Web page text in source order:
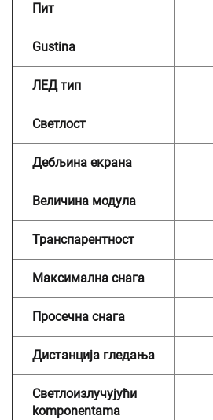
Пит
Gustina
ЛЕД тип
Светлост
Дебљина екрана
Величина модула
Транспарентност
Максимална снага
Просечна снага
Дистанција гледања
Светлоизлучујући
komponentama